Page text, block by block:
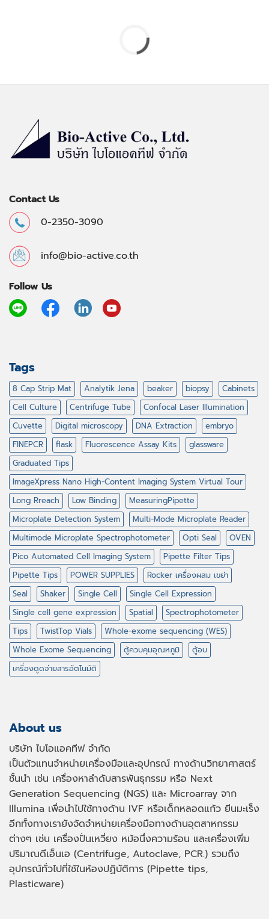
Contact Us
0-2350-3090
info@bio-active.co.th
Follow Us
Tags
8 Cap Strip Mat Analytik Jena beaker biopsy
Cabinets
Cell Culture
Centrifuge Tube
Confocal Laser Illumination
Cuvette
Digital microscopy DNA Extraction
embryo
FINEPCR
flask Fluorescence Assay Kits
glassware
Graduated Tips
ImageXpress Nano High-Content Imaging System Virtual Tour
Long Rreach
Low Binding
MeasuringPipette
Microplate Detection System
Multi-Mode Microplate Reader
Multimode Microplate Spectrophotometer
Opti Seal
OVEN
Pico Automated Cell Imaging System
Pipette Filter Tips
Pipette Tips
POWER SUPPLIES
Rocker เครื่องผสม เขย่า
Seal
Shaker Single Cell
Single Cell Expression
Single cell gene expression
Spatial
Spectrophotometer
Tips
TwistTop Vials
Whole-exome sequencing (WES)
Whole Exome Sequencing
ตู้ควบคุมอุณหภูมิ
ตู้อบ
เครื่องดูดจ่ายสารอัตโนมัติ
About us
บริษัท ไบโอแอคทีฟ จำกัด
เป็นตัวแทนจำหน่ายเครื่องมือและอุปกรณ์ ทางด้านวิทยาศาสตร์
ชั้นนำ เช่น เครื่องหาลำดับสารพันธุกรรม หรือ Next
Generation Sequencing (NGS) และ Microarray จาก
Illumina เพื่อนำไปใช้ทางด้าน IVF หรือเด็กหลอดแก้ว ยีนมะเร็ง
อีกทั้งทางเรายังจัดจำหน่ายเครื่องมือทางด้านอุตสาหกรรม
ต่างๆ เช่น เครื่องปั่นเหวี่ยง หม้อนึ่งความร้อน และเครื่องเพิ่ม
ปริมาณดีเอ็นเอ (Centrifuge, Autoclave, PCR.) รวมถึง
อุปกรณ์ทั่วไปที่ใช้ในห้องปฏิบัติการ (Pipette tips,
Plasticware)